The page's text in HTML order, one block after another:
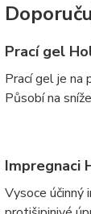
Prací gel
Prací gel je na
Působí na
Impregnaci
Vysoce účinný